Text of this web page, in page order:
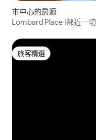
市中心的房源
Lombard Place |鄰近一切
旅客精選
旅客精選